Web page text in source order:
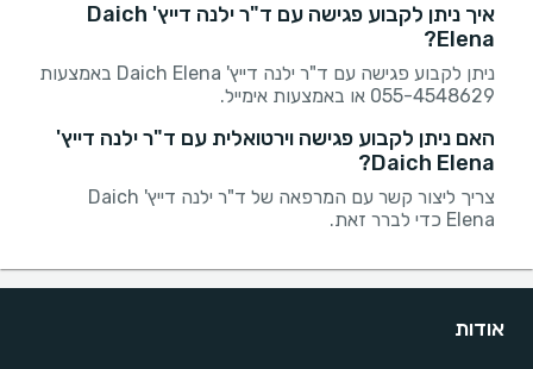
איך ניתן לקבוע פגישה עם ד"ר ילנה דייץ' Daich
Elena?
ניתן לקבוע פגישה עם ד"ר ילנה דייץ' Daich Elena באמצעות
055-4548629 או באמצעות אימייל.
האם ניתן לקבוע פגישה וירטואלית עם ד"ר ילנה דייץ'
Daich Elena?
צריך ליצור קשר עם המרפאה של ד"ר ילנה דייץ' Daich
Elena כדי לברר זאת.
אודות